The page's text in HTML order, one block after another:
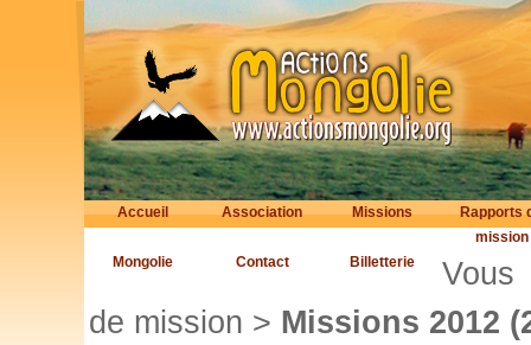
Accueil Association Missions
Rapports
mission
Mongolie
Contact Billetterie
de mission > Missions 2012